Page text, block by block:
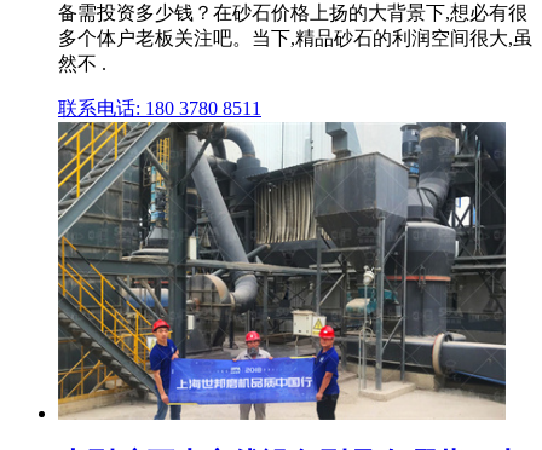
备需投资多少钱？在砂石价格上扬的大背景下,想必有很
多个体户老板关注吧。当下,精品砂石的利润空间很大,虽
然不 .
联系电话: 180 3780 8511